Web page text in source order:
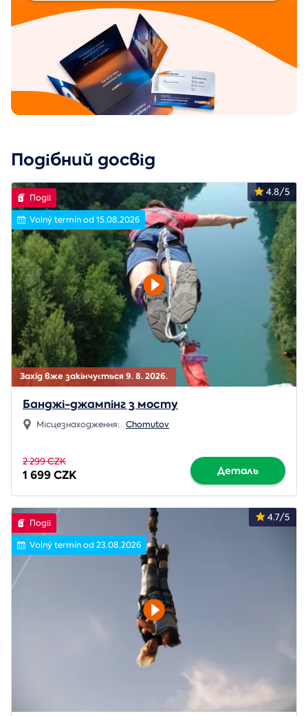
Подібний досвід
Захід вже закінчується 9. 8. 2026.
4.8/5
Події
Volný termín od 15.08.2026
Банджі-джампінг з мосту
Місцезнаходження: Chomutov
2 299 CZK
1 699 CZK Деталь
4.7/5
Події
Volný termín od 23.08.2026